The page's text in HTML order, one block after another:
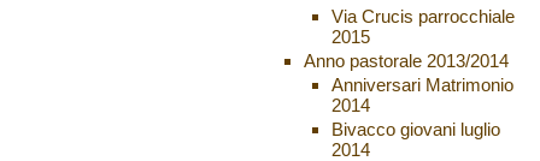
Via Crucis parrocchiale
2015
Anno pastorale 2013/2014
Anniversari Matrimonio
2014
Bivacco giovani luglio
2014